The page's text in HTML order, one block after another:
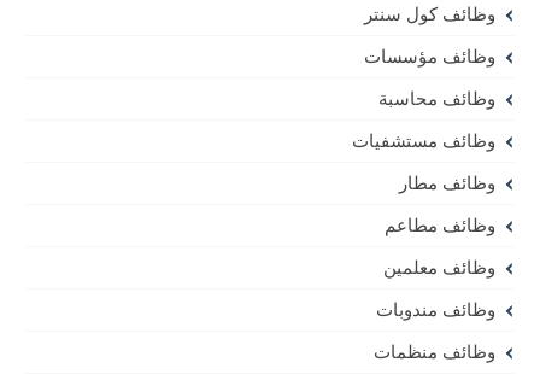
وظائف كول سنتر
وظائف مؤسسات
وظائف محاسبة
وظائف مستشفيات
وظائف مطار
وظائف مطاعم
وظائف معلمين
وظائف مندوبات
وظائف منظمات